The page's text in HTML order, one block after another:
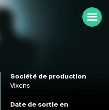
Société de production
Vixens
Date de sortie en